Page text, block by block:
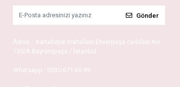
Gönder
Adres : Kartaltepe mahallesi Enverpaşa caddesi No
130/A Bayrampaşa / İstanbul
Whatsapp : 0530 671 65 99